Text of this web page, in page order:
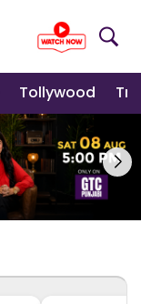
Tollywood